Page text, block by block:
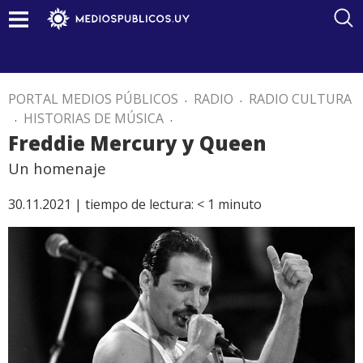
PORTAL MEDIOS PÚBLICOS . RADIO . RADIO CULTURA
. HISTORIAS DE MÚSICA .
Freddie Mercury y Queen
Un homenaje
30.11.2021 | tiempo de lectura: < 1 minuto